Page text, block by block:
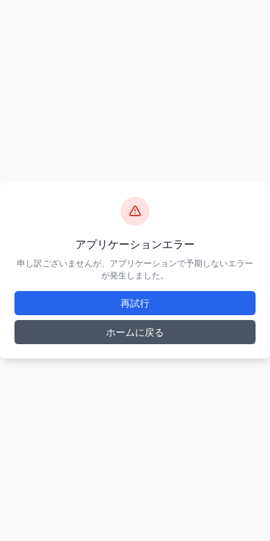
アプリケーションエラー
申し訳ございませんが、アプリケーションで予期しないエラー
が発生しました。
再試行
ホームに戻る